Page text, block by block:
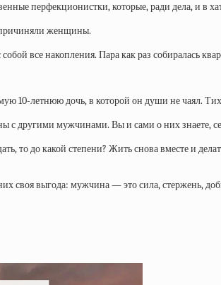
перфекционистки, которые, ради дела, и в
женщины.
все накопления. Пара как раз собиралась
10-летнюю дочь, в которой он души не чаял.
с другими мужчинами. Вы и сами о них знаете,
то до какой степени? Жить снова вместе и
выгода: мужчина — это сила, стержень,